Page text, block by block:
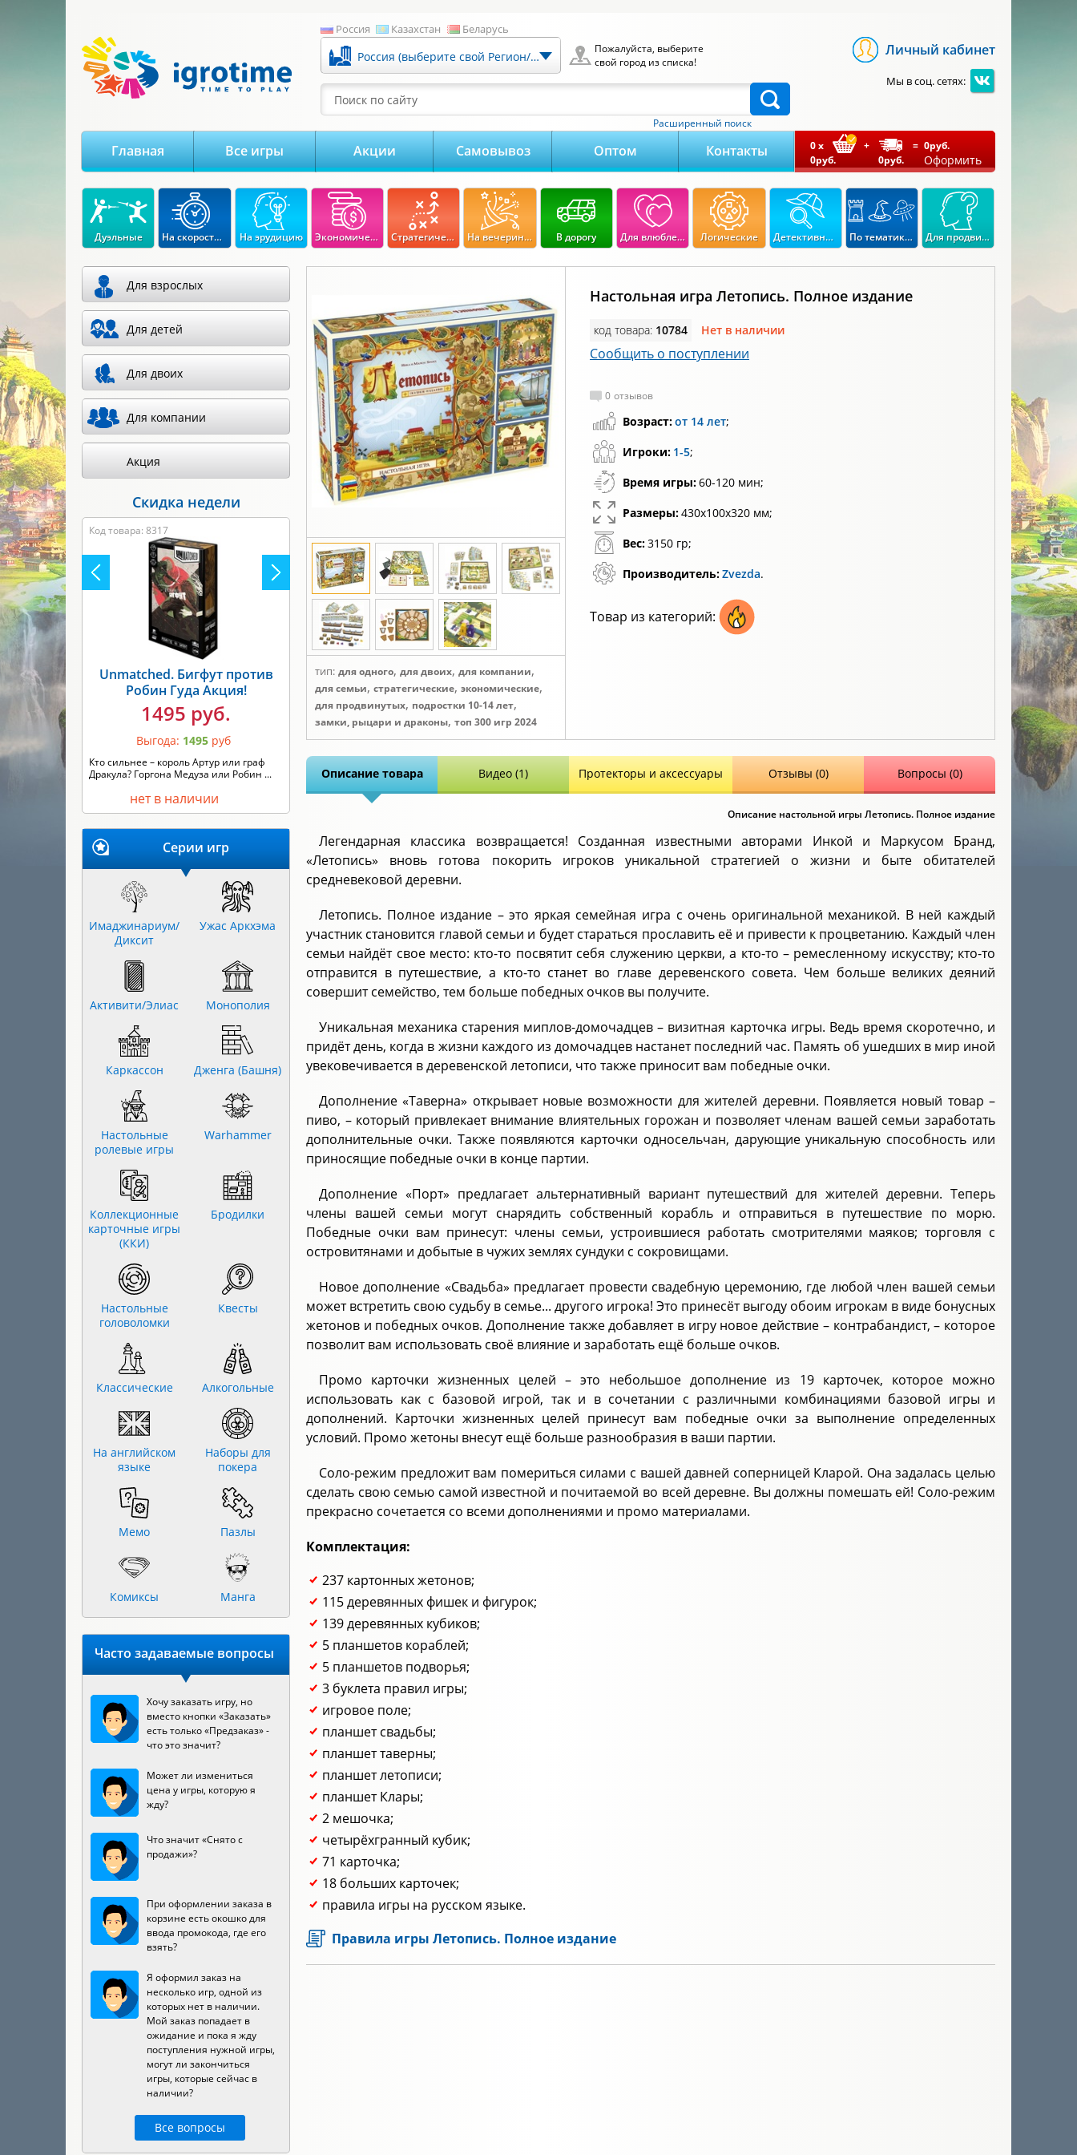
Россия Казахстан Беларусь
Россия (выберите свой Регион/Город)
Пожалуйста, выберите
свой город из списка!
Поиск по сайту
Расширенный поиск
Личный кабинет
Мы в соц. сетях:
Главная Все игры Акции Самовывоз Оптом Контакты 0x
0руб.
+
0руб.
= 0руб.
Оформить
Дуэльные На скорость реакции На эрудицию Экономические Стратегические На вечеринку В дорогу Для влюбленных Логические Детективные По тематикам Для продвинутых
тип: для одного, для двоих, для компании,
для семьи, стратегические, экономические,
для продвинутых, подростки 10-14 лет,
замки, рыцари и драконы, топ 300 игр 2024
Настольная игра Летопись. Полное издание
код товара: 10784 Нет в наличии
Сообщить о поступлении
0 отзывов
Возраст:от 14 лет;
Игроки: 1-5;
Время игры:60-120 мин;
Размеры:430х100х320 мм;
Вес:3150 гр;
Производитель:Zvezda.
Товар из категорий:
Описание товара Видео (1) Протекторы и аксессуары Отзывы (0) Вопросы (0)
Описание настольной игры Летопись. Полное издание
Легендарная классика возвращается! Созданная известными авторами Инкой и Маркусом Бранд,
«Летопись» вновь готова покорить игроков уникальной стратегией о жизни и быте обитателей
средневековой деревни.
Летопись. Полное издание – это яркая семейная игра с очень оригинальной механикой. В ней каждый
участник становится главой семьи и будет стараться прославить её и привести к процветанию. Каждый член
семьи найдёт свое место: кто-то посвятит себя служению церкви, а кто-то – ремесленному искусству; кто-то
отправится в путешествие, а кто-то станет во главе деревенского совета. Чем больше великих деяний
совершит семейство, тем больше победных очков вы получите.
Уникальная механика старения миплов-домочадцев – визитная карточка игры. Ведь время скоротечно, и
придёт день, когда в жизни каждого из домочадцев настанет последний час. Память об ушедших в мир иной
увековечивается в деревенской летописи, что также приносит вам победные очки.
Дополнение «Таверна» открывает новые возможности для жителей деревни. Появляется новый товар –
пиво, – который привлекает внимание влиятельных горожан и позволяет членам вашей семьи заработать
дополнительные очки. Также появляются карточки односельчан, дарующие уникальную способность или
приносящие победные очки в конце партии.
Дополнение «Порт» предлагает альтернативный вариант путешествий для жителей деревни. Теперь
члены вашей семьи могут снарядить собственный корабль и отправиться в путешествие по морю.
Победные очки вам принесут: члены семьи, устроившиеся работать смотрителями маяков; торговля с
островитянами и добытые в чужих землях сундуки с сокровищами.
Новое дополнение «Свадьба» предлагает провести свадебную церемонию, где любой член вашей семьи
может встретить свою судьбу в семье... другого игрока! Это принесёт выгоду обоим игрокам в виде бонусных
жетонов и победных очков. Дополнение также добавляет в игру новое действие – контрабандист, – которое
позволит вам использовать своё влияние и заработать ещё больше очков.
Промо карточки жизненных целей – это небольшое дополнение из 19 карточек, которое можно
использовать как с базовой игрой, так и в сочетании с различными комбинациями базовой игры и
дополнений. Карточки жизненных целей принесут вам победные очки за выполнение определенных
условий. Промо жетоны внесут ещё больше разнообразия в ваши партии.
Соло-режим предложит вам помериться силами с вашей давней соперницей Кларой. Она задалась целью
сделать свою семью самой известной и почитаемой во всей деревне. Вы должны помешать ей! Соло-режим
прекрасно сочетается со всеми дополнениями и промо материалами.
Комплектация:
237 картонных жетонов;
115 деревянных фишек и фигурок;
139 деревянных кубиков;
5 планшетов кораблей;
5 планшетов подворья;
3 буклета правил игры;
игровое поле;
планшет свадьбы;
планшет таверны;
планшет летописи;
планшет Клары;
2 мешочка;
четырёхгранный кубик;
71 карточка;
18 больших карточек;
правила игры на русском языке.
Правила игры Летопись. Полное издание
Для взрослых
Для детей
Для двоих
Для компании
Акция
Скидка недели
Код товара: 8317
Unmatched. Бигфут против
Робин Гуда Акция!
1495 руб.
Выгода: 1495 руб
Кто сильнее – король Артур или граф
Дракула? Горгона Медуза или Робин ...
нет в наличии
Серии игр
Имаджинариум/
Диксит
Ужас Аркхэма
Активити/Элиас Монополия
Каркассон Дженга (Башня)
Настольные
ролевые игры
Warhammer
Коллекционные
карточные игры
(ККИ)
Бродилки
Настольные
головоломки
Квесты
Классические Алкогольные
На английском
языке
Наборы для
покера
Мемо Пазлы
Комиксы Манга
Часто задаваемые вопросы
Хочу заказать игру, но
вместо кнопки «Заказать»
есть только «Предзаказ» -
что это значит?
Может ли измениться
цена у игры, которую я
жду?
Что значит «Снято с
продажи»?
При оформлении заказа в
корзине есть окошко для
ввода промокода, где его
взять?
Я оформил заказ на
несколько игр, одной из
которых нет в наличии.
Мой заказ попадает в
ожидание и пока я жду
поступления нужной игры,
могут ли закончиться
игры, которые сейчас в
наличии?
Все вопросы